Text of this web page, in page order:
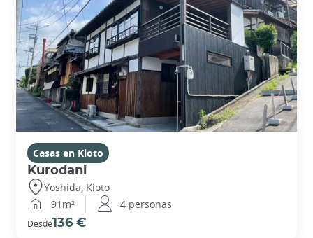
Casas en Kioto
Kurodani
Yoshida, Kioto
91m²
4 personas
Desde136 €